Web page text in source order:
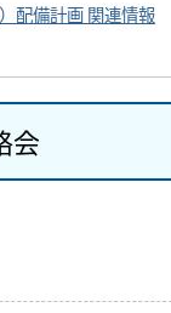
配備計画 関連情報
会